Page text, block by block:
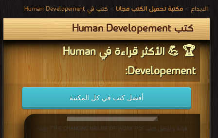
الابداع > مكتبة تحميل الكتب مجانا > كتب في Human Developement
كتب Human Developement
🏆 💪 الأكثر قراءة في Human
Developement:
أفضل كتب في كل المكتبة
قراءة و تحميل كتاب T H E CHANGING NATURE OF WORK PDF مجانا